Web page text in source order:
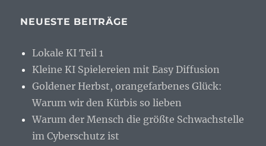
wird
NEUESTE BEITRÄGE
Lokale KI Teil 1
Kleine KI Spielereien mit Easy Diffusion
Goldener Herbst, orangefarbenes Glück:
Warum wir den Kürbis so lieben
Warum der Mensch die größte Schwachstelle
im Cyberschutz ist